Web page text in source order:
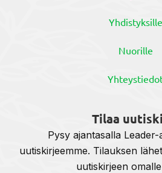
Yhdistyksille
Nuorille
Tilaa
Pysy ajantasalla Leader-
uutiskirjeemme. Tilauksen
uutiskirjeen